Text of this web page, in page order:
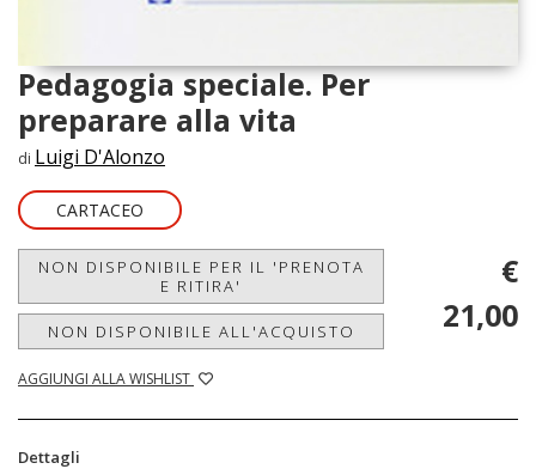
Pedagogia speciale. Per
preparare alla vita
di Luigi D'Alonzo
CARTACEO
NON DISPONIBILE PER IL 'PRENOTA
E RITIRA'
NON DISPONIBILE ALL'ACQUISTO
AGGIUNGI ALLA WISHLIST
€
21,00
Dettagli